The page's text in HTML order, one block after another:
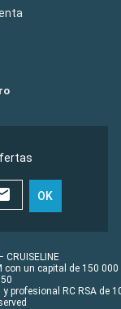
OK
con un capital de 150 000
profesional RC RSA de